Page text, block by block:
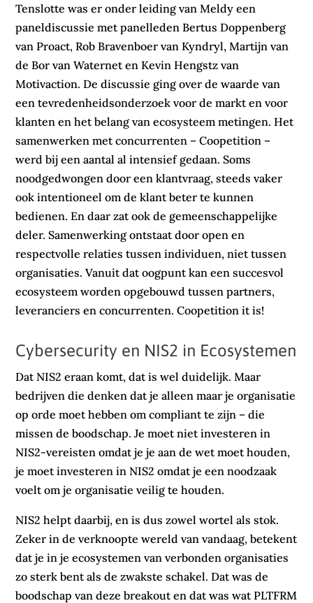
Tenslotte was er onder leiding van Meldy een
paneldiscussie met panelleden Bertus Doppenberg
van Proact, Rob Bravenboer van Kyndryl, Martijn van
de Bor van Waternet en Kevin Hengstz van
Motivaction. De discussie ging over de waarde van
een tevredenheidsonderzoek voor de markt en voor
klanten en het belang van ecosysteem metingen. Het
samenwerken met concurrenten – Coopetition –
werd bij een aantal al intensief gedaan. Soms
noodgedwongen door een klantvraag, steeds vaker
ook intentioneel om de klant beter te kunnen
bedienen. En daar zat ook de gemeenschappelijke
deler. Samenwerking ontstaat door open en
respectvolle relaties tussen individuen, niet tussen
organisaties. Vanuit dat oogpunt kan een succesvol
ecosysteem worden opgebouwd tussen partners,
leveranciers en concurrenten. Coopetition it is!
Cybersecurity en NIS2 in Ecosystemen
Dat NIS2 eraan komt, dat is wel duidelijk. Maar
bedrijven die denken dat je alleen maar je organisatie
op orde moet hebben om compliant te zijn – die
missen de boodschap. Je moet niet investeren in
NIS2-vereisten omdat je je aan de wet moet houden,
je moet investeren in NIS2 omdat je een noodzaak
voelt om je organisatie veilig te houden.
NIS2 helpt daarbij, en is dus zowel wortel als stok.
Zeker in de verknoopte wereld van vandaag, betekent
dat je in je ecosystemen van verbonden organisaties
zo sterk bent als de zwakste schakel. Dat was de
boodschap van deze breakout en dat was wat PLTFRM